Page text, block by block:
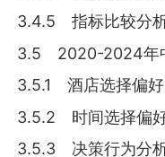
3.4.5 指标比较分
3.5 2020-2024年
3.5.1 酒店选择偏好
3.5.2 时间选择偏
3.5.3 决策行为分